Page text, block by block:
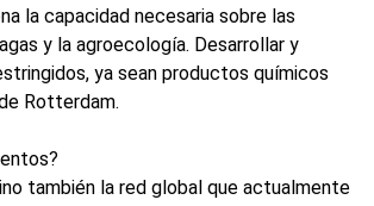
la capacidad necesaria sobre las
y la agroecología. Desarrollar y
ya sean productos químicos
Rotterdam.
también la red global que actualmente